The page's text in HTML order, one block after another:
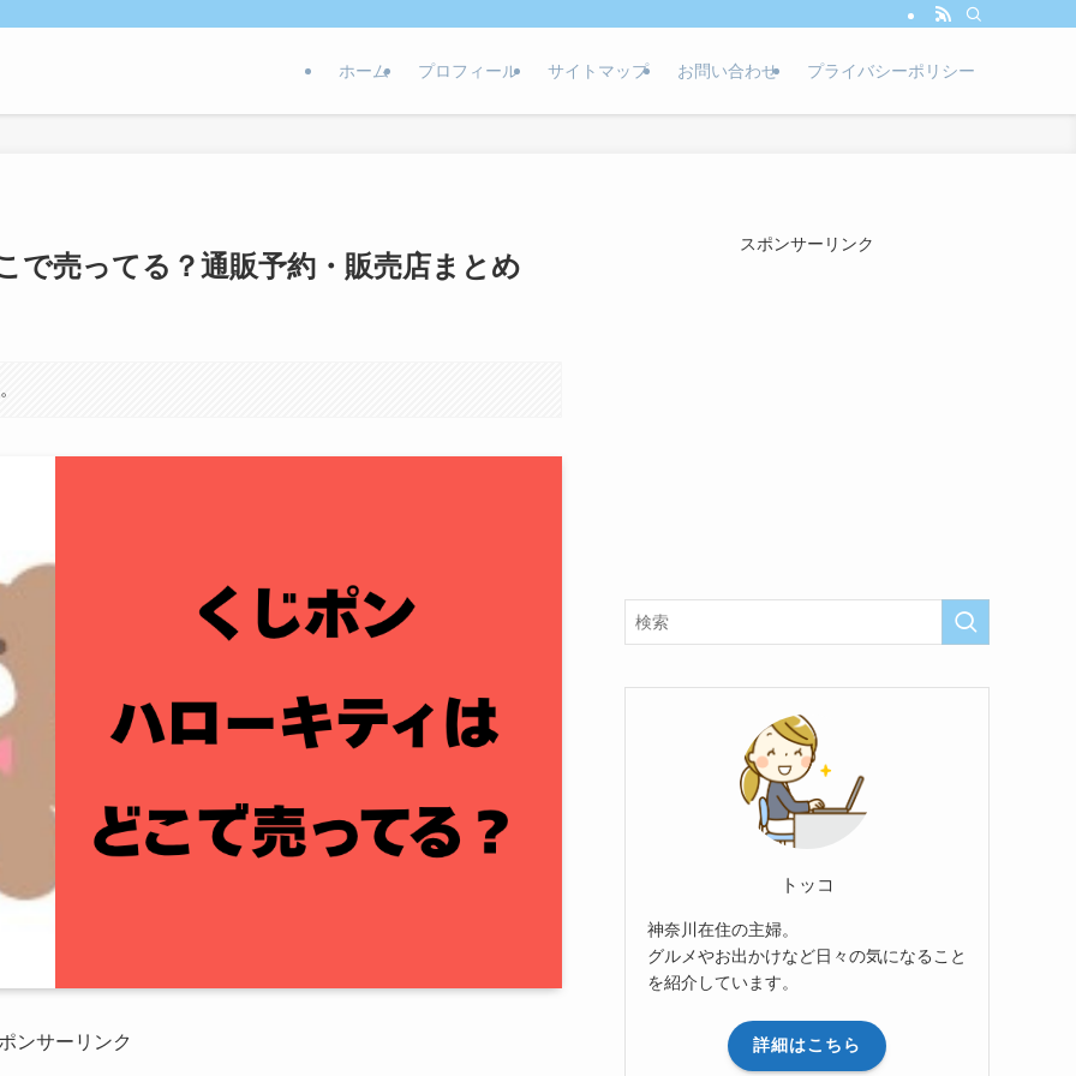
ホーム プロフィール サイトマップ お問い合わせ プライバシーポリシー
で売ってる？通販予約・販売店まとめ
ンサーリンク
スポンサーリンク
トッコ
神奈川在住の主婦。
グルメやお出かけなど日々の気になること
を紹介しています。
詳細はこちら